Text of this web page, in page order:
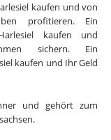
kaufen und von
profitieren. Ein
kaufen und
sichern. Ein
kaufen und Ihr Geld
und gehört zum